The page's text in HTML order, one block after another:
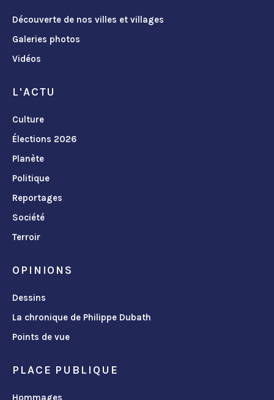
Découverte de nos villes et villages
Galeries photos
Vidéos
L'ACTU
Culture
Élections 2026
Planète
Politique
Reportages
Société
Terroir
OPINIONS
Dessins
La chronique de Philippe Dubath
Points de vue
PLACE PUBLIQUE
Hommages